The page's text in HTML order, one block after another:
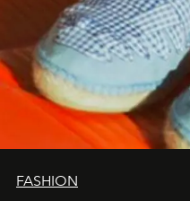
FASHION